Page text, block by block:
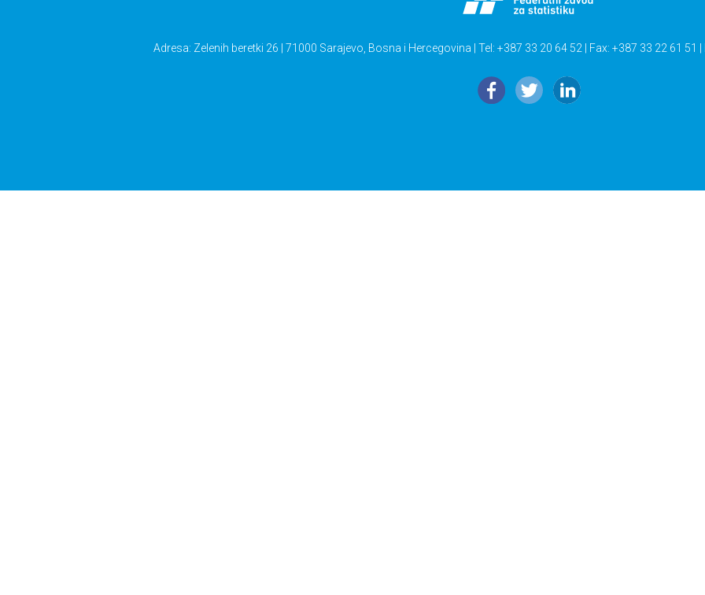
Adresa: Zelenih beretki 26 | 71000 Sarajevo, Bosna i Hercegovina | Tel: +387 33 20 64 52 | Fax: +387 33 22 61 51 |